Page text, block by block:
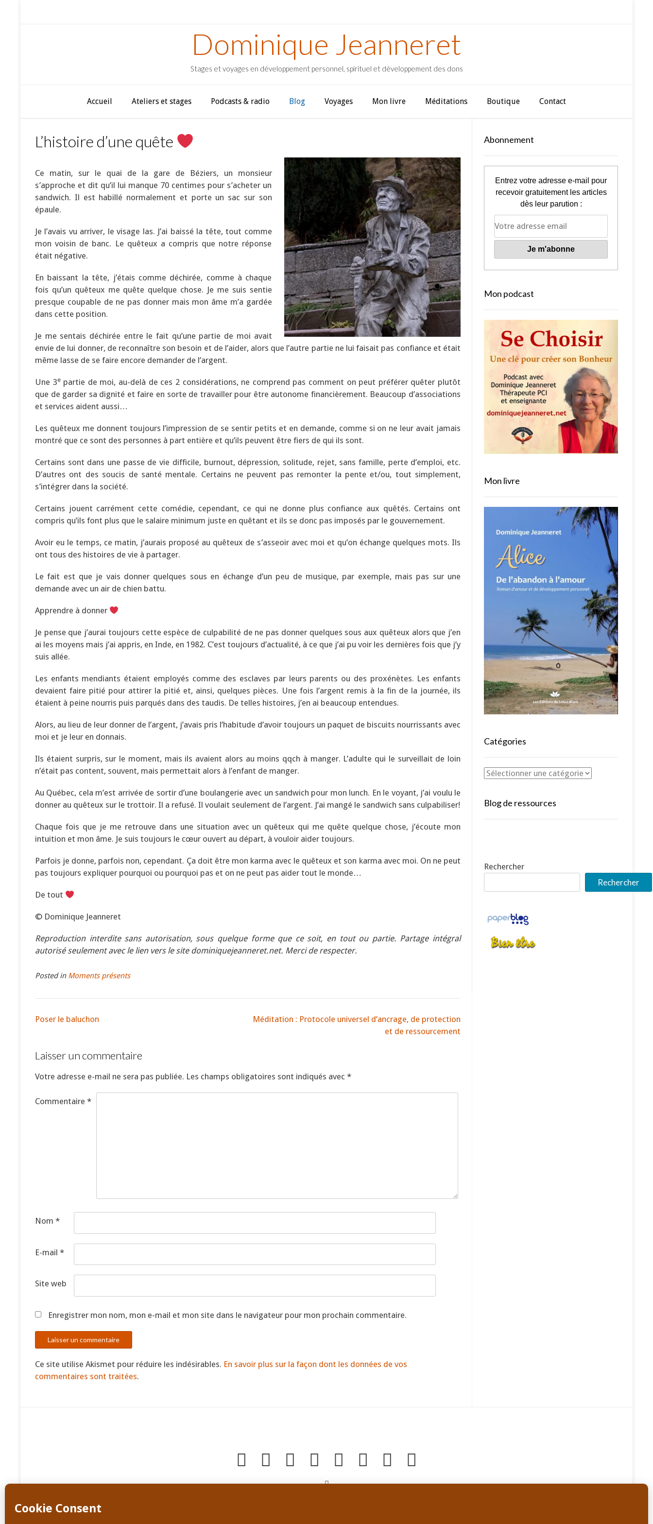
Dominique Jeanneret
Stages et voyages en développement personnel, spirituel et développement des dons
Accueil Ateliers et stages Podcasts & radio Blog Voyages Mon livre Méditations Boutique Contact
L’histoire d’une quête
Ce matin, sur le quai de la gare de Béziers, un monsieur
s’approche et dit qu’il lui manque 70 centimes pour s’acheter un
sandwich. Il est habillé normalement et porte un sac sur son
épaule.
Je l’avais vu arriver, le visage las. J’ai baissé la tête, tout comme
mon voisin de banc. Le quêteux a compris que notre réponse
était négative.
En baissant la tête, j’étais comme déchirée, comme à chaque
fois qu’un quêteux me quête quelque chose. Je me suis sentie
presque coupable de ne pas donner mais mon âme m’a gardée
dans cette position.
Je me sentais déchirée entre le fait qu’une partie de moi avait
envie de lui donner, de reconnaître son besoin et de l’aider, alors que l’autre partie ne lui faisait pas confiance et était
même lasse de se faire encore demander de l’argent.
Une 3epartie de moi, au-delà de ces 2 considérations, ne comprend pas comment on peut préférer quêter plutôt
que de garder sa dignité et faire en sorte de travailler pour être autonome financièrement. Beaucoup d’associations
et services aident aussi…
Les quêteux me donnent toujours l’impression de se sentir petits et en demande, comme si on ne leur avait jamais
montré que ce sont des personnes à part entière et qu’ils peuvent être fiers de qui ils sont.
Certains sont dans une passe de vie difficile, burnout, dépression, solitude, rejet, sans famille, perte d’emploi, etc.
D’autres ont des soucis de santé mentale. Certains ne peuvent pas remonter la pente et/ou, tout simplement,
s’intégrer dans la société.
Certains jouent carrément cette comédie, cependant, ce qui ne donne plus confiance aux quêtés. Certains ont
compris qu’ils font plus que le salaire minimum juste en quêtant et ils se donc pas imposés par le gouvernement.
Avoir eu le temps, ce matin, j’aurais proposé au quêteux de s’asseoir avec moi et qu’on échange quelques mots. Ils
ont tous des histoires de vie à partager.
Le fait est que je vais donner quelques sous en échange d’un peu de musique, par exemple, mais pas sur une
demande avec un air de chien battu.
Apprendre à donner
Je pense que j’aurai toujours cette espèce de culpabilité de ne pas donner quelques sous aux quêteux alors que j’en
ai les moyens mais j’ai appris, en Inde, en 1982. C’est toujours d’actualité, à ce que j’ai pu voir les dernières fois que j’y
suis allée.
Les enfants mendiants étaient employés comme des esclaves par leurs parents ou des proxénètes. Les enfants
devaient faire pitié pour attirer la pitié et, ainsi, quelques pièces. Une fois l’argent remis à la fin de la journée, ils
étaient à peine nourris puis parqués dans des taudis. De telles histoires, j’en ai beaucoup entendues.
Alors, au lieu de leur donner de l’argent, j’avais pris l’habitude d’avoir toujours un paquet de biscuits nourrissants avec
moi et je leur en donnais.
Ils étaient surpris, sur le moment, mais ils avaient alors au moins qqch à manger. L’adulte qui le surveillait de loin
n’était pas content, souvent, mais permettait alors à l’enfant de manger.
Au Québec, cela m’est arrivée de sortir d’une boulangerie avec un sandwich pour mon lunch. En le voyant, j’ai voulu le
donner au quêteux sur le trottoir. Il a refusé. Il voulait seulement de l’argent. J’ai mangé le sandwich sans culpabiliser!
Chaque fois que je me retrouve dans une situation avec un quêteux qui me quête quelque chose, j’écoute mon
intuition et mon âme. Je suis toujours le cœur ouvert au départ, à vouloir aider toujours.
Parfois je donne, parfois non, cependant. Ça doit être mon karma avec le quêteux et son karma avec moi. On ne peut
pas toujours expliquer pourquoi ou pourquoi pas et on ne peut pas aider tout le monde…
De tout
© Dominique Jeanneret
Reproduction interdite sans autorisation, sous quelque forme que ce soit, en tout ou partie. Partage intégral
autorisé seulement avec le lien vers le site dominiquejeanneret.net. Merci de respecter.
Posted in Moments présents
Poser le baluchon
Méditation : Protocole universel d’ancrage, de protection
et de ressourcement
Laisser un commentaire
Votre adresse e-mail ne sera pas publiée. Les champs obligatoires sont indiqués avec *
Commentaire *
Nom *
E-mail *
Site web
Enregistrer mon nom, mon e-mail et mon site dans le navigateur pour mon prochain commentaire.
Ce site utilise Akismet pour réduire les indésirables. En savoir plus sur la façon dont les données de vos
commentaires sont traitées.
Abonnement
Entrez votre adresse e-mail pour
recevoir gratuitement les articles
dès leur parution :
Mon podcast
Mon livre
Catégories
Blog de ressources
Rechercher
Rechercher